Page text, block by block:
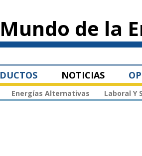
principal
de la
NOTICIAS
Energías Alternativas Laboral Y